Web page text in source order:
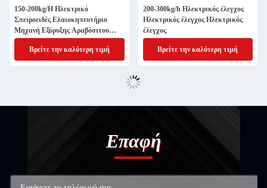
150-200kg/H Ηλεκτρικό
Σπειροειδές Ελαιοκηπευτήριο
Μηχανή Εξόρυξης Αραβόσιτου
Ελαιοκηπευτήριος
Ελαιοκηπευτήριος
Βρείτε την καλύτερη τιμή
200-300kg/h Ηλεκτρικός έλεγχος
Ηλεκτρικός έλεγχος Ηλεκτρικός
έλεγχος
Βρείτε την καλύτερη τιμή
Επαφή